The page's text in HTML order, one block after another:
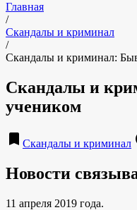
Главная
/
Скандалы и криминал
/
Скандалы и криминал:
Скандалы и
учеником
bookmark Скандалы и криминал
Новости
11 апреля 2019 года.